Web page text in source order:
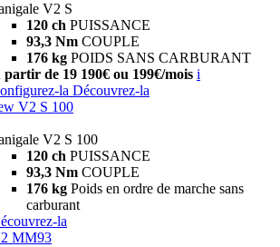
V2 S
120 ch PUISSANCE
93,3 Nm COUPLE
176 kg POIDS SANS CARBURANT
partir de 19 190€ ou 199€/mois i
la Découvrez-la
V2 S 100
V2 S 100
120 ch PUISSANCE
93,3 Nm COUPLE
176 kg Poids en ordre de marche sans
carburant
la
MM93